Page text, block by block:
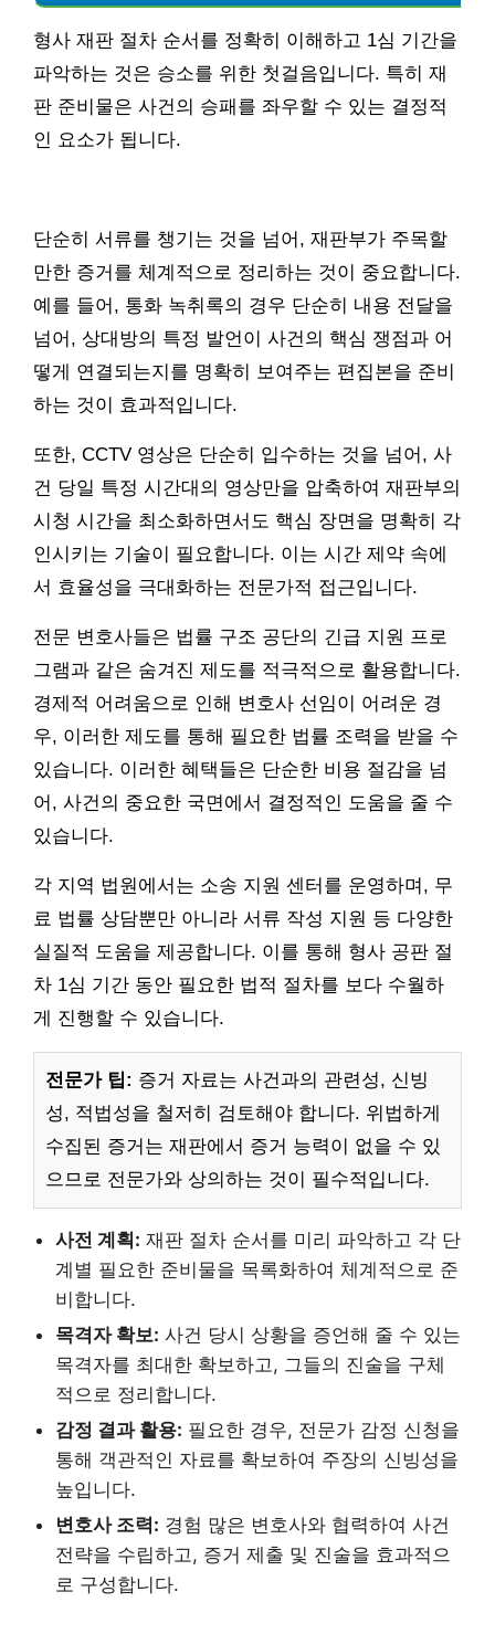
형사 재판 절차 순서를 정확히 이해하고 1심 기간을
파악하는 것은 승소를 위한 첫걸음입니다. 특히 재
판 준비물은 사건의 승패를 좌우할 수 있는 결정적
인 요소가 됩니다.
단순히 서류를 챙기는 것을 넘어, 재판부가 주목할
만한 증거를 체계적으로 정리하는 것이 중요합니다.
예를 들어, 통화 녹취록의 경우 단순히 내용 전달을
넘어, 상대방의 특정 발언이 사건의 핵심 쟁점과 어
떻게 연결되는지를 명확히 보여주는 편집본을 준비
하는 것이 효과적입니다.
또한, CCTV 영상은 단순히 입수하는 것을 넘어, 사
건 당일 특정 시간대의 영상만을 압축하여 재판부의
시청 시간을 최소화하면서도 핵심 장면을 명확히 각
인시키는 기술이 필요합니다. 이는 시간 제약 속에
서 효율성을 극대화하는 전문가적 접근입니다.
전문 변호사들은 법률 구조 공단의 긴급 지원 프로
그램과 같은 숨겨진 제도를 적극적으로 활용합니다.
경제적 어려움으로 인해 변호사 선임이 어려운 경
우, 이러한 제도를 통해 필요한 법률 조력을 받을 수
있습니다. 이러한 혜택들은 단순한 비용 절감을 넘
어, 사건의 중요한 국면에서 결정적인 도움을 줄 수
있습니다.
각 지역 법원에서는 소송 지원 센터를 운영하며, 무
료 법률 상담뿐만 아니라 서류 작성 지원 등 다양한
실질적 도움을 제공합니다. 이를 통해 형사 공판 절
차 1심 기간 동안 필요한 법적 절차를 보다 수월하
게 진행할 수 있습니다.
전문가 팁: 증거 자료는 사건과의 관련성, 신빙
성, 적법성을 철저히 검토해야 합니다. 위법하게
수집된 증거는 재판에서 증거 능력이 없을 수 있
으므로 전문가와 상의하는 것이 필수적입니다.
사전 계획: 재판 절차 순서를 미리 파악하고 각 단
계별 필요한 준비물을 목록화하여 체계적으로 준
비합니다.
목격자 확보: 사건 당시 상황을 증언해 줄 수 있는
목격자를 최대한 확보하고, 그들의 진술을 구체
적으로 정리합니다.
감정 결과 활용: 필요한 경우, 전문가 감정 신청을
통해 객관적인 자료를 확보하여 주장의 신빙성을
높입니다.
변호사 조력: 경험 많은 변호사와 협력하여 사건
전략을 수립하고, 증거 제출 및 진술을 효과적으
로 구성합니다.